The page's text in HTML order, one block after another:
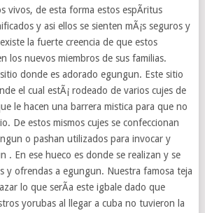
vivos, de esta forma estos espÃ­ritus
y asi ellos se sienten mÃ¡s seguros y
la fuerte creencia de que estos
los nuevos miembros de sus familias.
donde es adorado egungun. Este sitio
el cual estÃ¡ rodeado de varios cujes de
le hacen una barrera mistica para que no
De estos mismos cujes se confeccionan
o pashan utilizados para invocar y
. En ese hueco es donde se realizan y se
y ofrendas a egungun. Nuestra famosa teja
lo que serÃ­a este igbale dado que
yorubas al llegar a cuba no tuvieron la